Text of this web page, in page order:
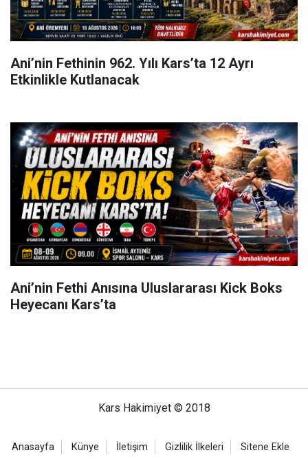
Ani’nin Fethinin 962. Yılı Kars’ta 12 Ayrı
Etkinlikle Kutlanacak
Ani’nin Fethi Anısına Uluslararası Kick Boks
Heyecanı Kars’ta
Kars Hakimiyet © 2018
Anasayfa Künye İletişim Gizlilik İlkeleri Sitene Ekle